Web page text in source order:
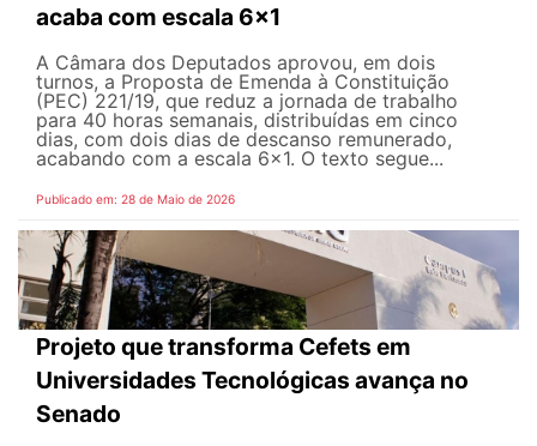
acaba com escala 6x1
A Câmara dos Deputados aprovou, em dois
turnos, a Proposta de Emenda à Constituição
(PEC) 221/19, que reduz a jornada de trabalho
para 40 horas semanais, distribuídas em cinco
dias, com dois dias de descanso remunerado,
acabando com a escala 6x1. O texto segue...
Publicado em: 28 de Maio de 2026
Projeto que transforma Cefets em
Universidades Tecnológicas avança no
Senado